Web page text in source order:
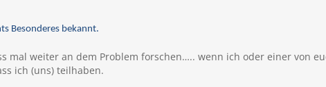
Besonderes bekannt.
mal weiter an dem Problem forschen….. wenn ich oder einer von
ich (uns) teilhaben.